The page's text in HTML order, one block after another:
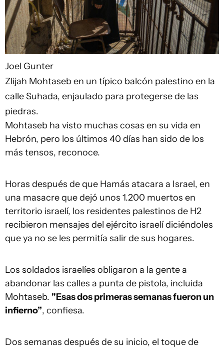
Joel Gunter
Zlijah Mohtaseb en un típico balcón palestino en la
calle Suhada, enjaulado para protegerse de las
piedras.
Mohtaseb ha visto muchas cosas en su vida en
Hebrón, pero los últimos 40 días han sido de los
más tensos, reconoce.
Horas después de que Hamás atacara a Israel, en
una masacre que dejó unos 1.200 muertos en
territorio israelí, los residentes palestinos de H2
recibieron mensajes del ejército israelí diciéndoles
que ya no se les permitía salir de sus hogares.
Los soldados israelíes obligaron a la gente a
abandonar las calles a punta de pistola, incluida
Mohtaseb. "Esas dos primeras semanas fueron un
infierno”, confiesa.
Dos semanas después de su inicio, el toque de